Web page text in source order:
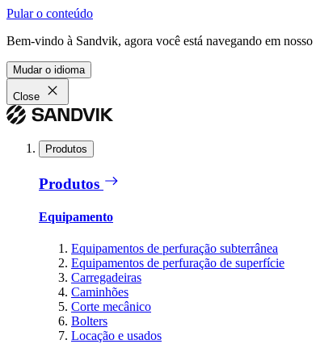
Pular o conteúdo
Bem-vindo à Sandvik, agora você está navegando em
Mudar o idioma
Close
Produtos
Produtos
Equipamento
Equipamentos de perfuração subterrânea
Equipamentos de perfuração de superfície
Carregadeiras
Caminhões
Corte mecânico
Bolters
Locação e usados